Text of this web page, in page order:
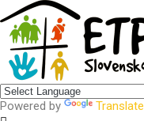
Powered by Translate